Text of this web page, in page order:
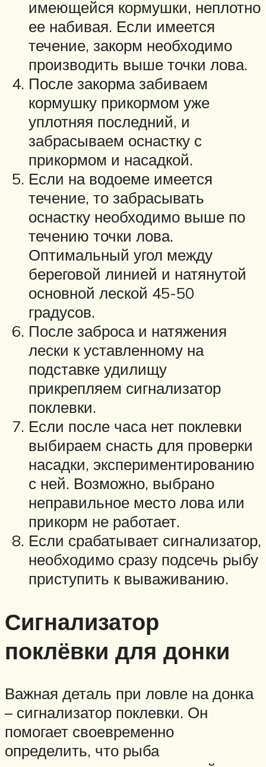
имеющейся кормушки, неплотно
ее набивая. Если имеется
течение, закорм необходимо
производить выше точки лова.
После закорма забиваем
кормушку прикормом уже
уплотняя последний, и
забрасываем оснастку с
прикормом и насадкой.
Если на водоеме имеется
течение, то забрасывать
оснастку необходимо выше по
течению точки лова.
Оптимальный угол между
береговой линией и натянутой
основной леской 45-50
градусов.
После заброса и натяжения
лески к уставленному на
подставке удилищу
прикрепляем сигнализатор
поклевки.
Если после часа нет поклевки
выбираем снасть для проверки
насадки, экспериментированию
с ней. Возможно, выбрано
неправильное место лова или
прикорм не работает.
Если срабатывает сигнализатор,
необходимо сразу подсечь рыбу
приступить к вываживанию.
Сигнализатор
поклёвки для донки
Важная деталь при ловле на донка
– сигнализатор поклевки. Он
помогает своевременно
определить, что рыба